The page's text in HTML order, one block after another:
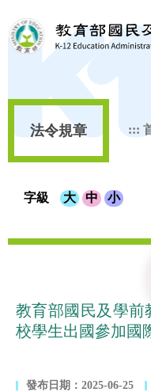
法令規章 :::
字級 大 中 小
教育部國民及學前
校學生出國參加國
發布日期：2025-06-25